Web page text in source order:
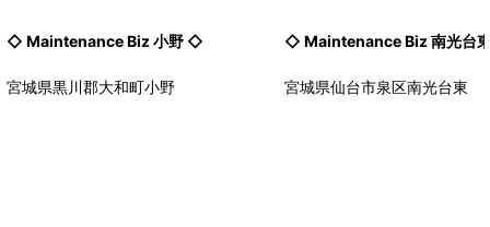
◇ Maintenance Biz小野 ◇
宮城県黒川郡大和町小野
◇ Maintenance Biz南光台
宮城県仙台市泉区南光台東